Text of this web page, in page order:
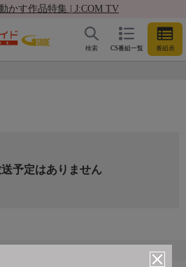
かす作品特集 | J:COM TV
CS番組一覧 番組表
検索
予定はありません